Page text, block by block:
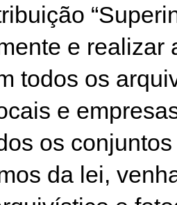
e realizar
todos os
e
os
da lei,